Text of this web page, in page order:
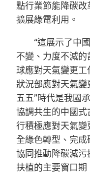
點行業節能降碳改
擴展綠電利用。
“這展示了中
不變、力度不減
球應對天氣變更工
狀況部應對天氣變
五五”時代是我國
協調共生的中國
行積極應對天氣變
全綠色轉型、完
協同推動降碳減污
扶植的主要窗口期